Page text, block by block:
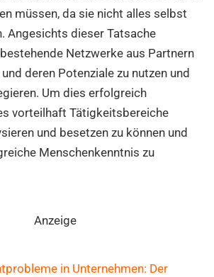
müssen, da sie nicht alles selbst
Angesichts dieser Tatsache
Netzwerke aus Partnern
deren Potenziale zu nutzen und
Um dies erfolgreich
vorteilhaft Tätigkeitsbereiche
und besetzen zu können und
Menschenkenntnis zu
Anzeige
in Unternehmen: Der